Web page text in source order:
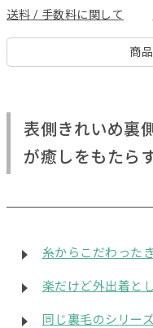
送料 / 手数料に関して
商
表側きれいめ裏
が癒しをもたら
糸からこだわった
楽だけど外出着と
同じ裏毛のシリー